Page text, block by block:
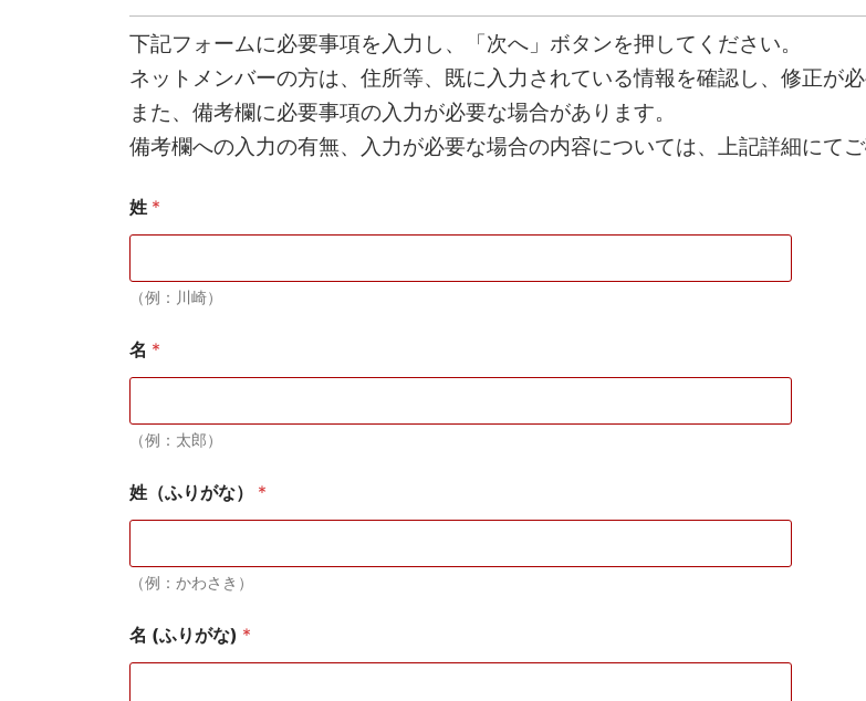
下記フォームに必要事項を入力し、「次へ」ボタンを押してください。
ネットメンバーの方は、住所等、既に入力されている情報を確認し、修正が
また、備考欄に必要事項の入力が必要な場合があります。
備考欄への入力の有無、入力が必要な場合の内容については、上記詳細にてご
姓 *
（例：川崎）
名 *
（例：太郎）
姓（ふりがな） *
（例：かわさき）
名 (ふりがな) *